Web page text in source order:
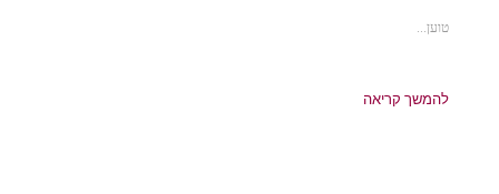
טוען...
להמשך קריאה